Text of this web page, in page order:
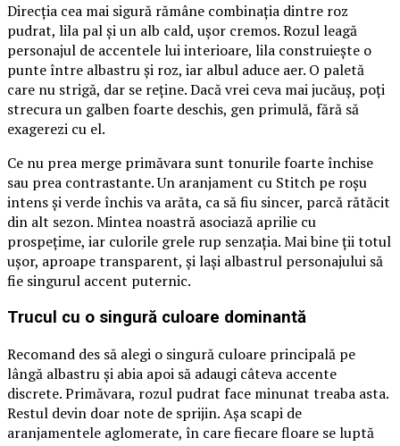
Direcția cea mai sigură rămâne combinația dintre roz
pudrat, lila pal și un alb cald, ușor cremos. Rozul leagă
personajul de accentele lui interioare, lila construiește o
punte între albastru și roz, iar albul aduce aer. O paletă
care nu strigă, dar se reține. Dacă vrei ceva mai jucăuș, poți
strecura un galben foarte deschis, gen primulă, fără să
exagerezi cu el.
Ce nu prea merge primăvara sunt tonurile foarte închise
sau prea contrastante. Un aranjament cu Stitch pe roșu
intens și verde închis va arăta, ca să fiu sincer, parcă rătăcit
din alt sezon. Mintea noastră asociază aprilie cu
prospețime, iar culorile grele rup senzația. Mai bine ții totul
ușor, aproape transparent, și lași albastrul personajului să
fie singurul accent puternic.
Trucul cu o singură culoare dominantă
Recomand des să alegi o singură culoare principală pe
lângă albastru și abia apoi să adaugi câteva accente
discrete. Primăvara, rozul pudrat face minunat treaba asta.
Restul devin doar note de sprijin. Așa scapi de
aranjamentele aglomerate, în care fiecare floare se luptă